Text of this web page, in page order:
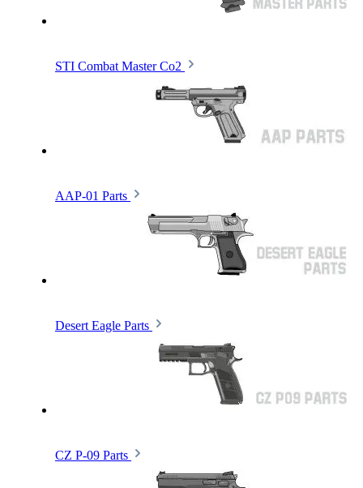
STI Combat Master Co2
AAP-01 Parts
Desert Eagle Parts
CZ P-09 Parts